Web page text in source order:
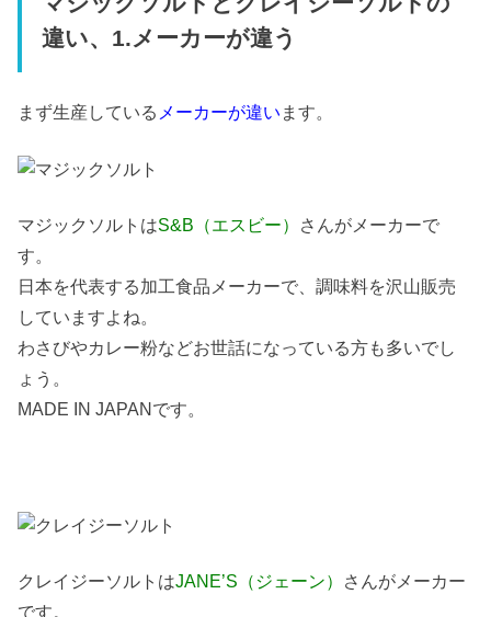
違い、1.メーカーが違う
まず生産している メーカーが違い ます。
マジックソルトはS&B（エスビー） さんがメーカーで
す。
日本を代表する加工食品メーカーで、調味料を沢山販売
していますよね。
わさびやカレー粉などお世話になっている方も多いでし
ょう。
MADE IN JAPANです。
クレイジーソルトはJANE’S（ジェーン） さんがメーカー
です。